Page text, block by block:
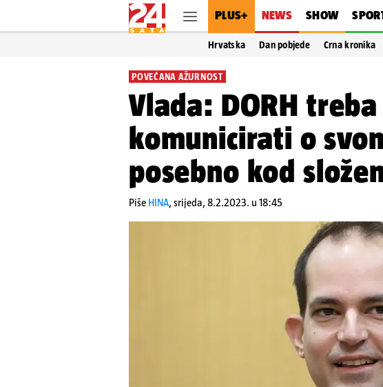
PLUS+ NEWS SHOW
Hrvatska Dan pobjede Crna kronika
POVEĆANA AŽURNOST
Vlada: DORH
komunicirati o
posebno kod
Piše HINA,srijeda, 8.2.2023. u 18:45